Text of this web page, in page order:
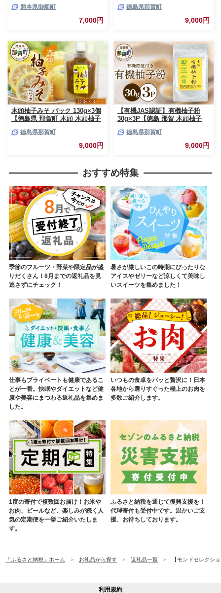
予定(土日祝除く)》
熊本県御船町
7,000円
味噌 酢みそ すみそ ミソ ご飯
おにぎり ごはんのおとも お酒
のお供 ご飯のおかず お酒のあ
柚冬庵】YA-83
徳島県那賀町
9,000円
木頭柚子みそ パック 130g×3個
【徳島県 那賀町 木頭 木頭柚子
噌 味噌 ミソ おかず味噌 ご飯
おにぎり ごはんのおとも お酒
のお供 ご飯のおかず お酒のあ
徳島県那賀町
9,000円
【有機JAS認証】有機柚子粉
30g×3P【徳島 那賀 木頭柚子
ず ゆず 柚子 ユズ 柚子皮 ゆず
皮 果皮 ゆず粉末 粉末 粉 ゆず
パウダー パウダー 国産 万能 調
徳島県那賀町
9,000円
おすすめ特集
季節のフルーツ・野菜や限定品が盛
りだくさん！8月までの返礼品を見
逃さずにチェック！
暑さが厳しいこの時期にぴったりな
アイスやゼリーなど涼しくて美味し
いスイーツを集めました！
仕事もプライベートも健康であるこ
とが一番。快眠やダイエットなど健
康や美容にまつわる返礼品を集めま
した。
いつもの食卓をパッと贅沢に！日本
各地から選りすぐった極上のお肉を
多数ご紹介します。
1度の寄付で複数回お届け！お米や
お肉、ビールなど、楽しみが続く人
気の定期便を一挙ご紹介いたしま
す。
ふるさと納税を通じて復興支援を！
代理寄付も受付中です。温かいご支
援、お待ちしております。
「ふるさと納税」ホーム お礼品から探す 返礼品一覧 【モンドセレクシ
利用規約